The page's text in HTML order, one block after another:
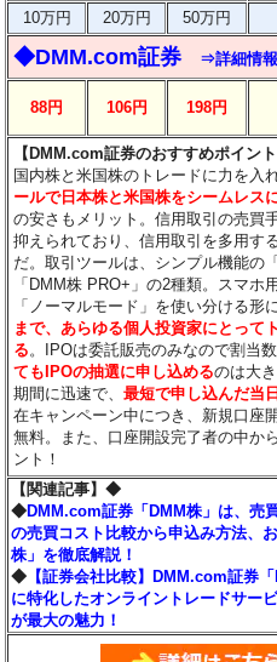
10万円
20万円 50万円
◆DMM.com証券 ⇒詳細情
88円 106円 198円
【DMM.com証券のおすすめポイント
国内株と米国株のトレードに力を入
ールで日本株と米国株をシームレス
の安さもメリット。信用取引の売買
抑えられており、信用取引を多用す
だ。取引ツールは、シンプル機能の
「DMM株 PRO+」の2種類。スマホ
「ノーマルモード」を使い分ける形
まで、あらゆる個人投資家にとって
る 。IPOは委託販売のみなので割当数
てもIPOの抽選に申し込めるのは大
期間に迅速で、最短で申し込んだ当
在キャンペーン中につき、新規口座
無料。また、口座開設完了者の中か
ント！
【関連記事】◆
◆DMM.com証券「DMM株」は、売
の売買コスト比較から申込み方法、
株」を徹底解説！
◆ 【証券会社比較】DMM.com証券
に特化したオンライントレードサー
が最大の魅力！